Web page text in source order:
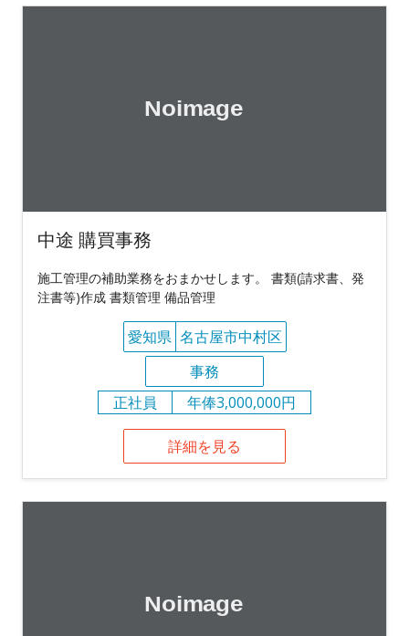
中途 購買事務
施工管理の補助業務をおまかせします。 書類(請求書、発
注書等)作成 書類管理 備品管理
愛知県 名古屋市中村区
事務
正社員
年俸3,000,000円
詳細を見る